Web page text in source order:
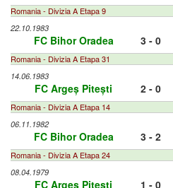
Romania - Divizia A Etapa 9
22.10.1983
FC Bihor Oradea 3 - 0
Romania - Divizia A Etapa 31
14.06.1983
FC Argeș Pitești 2 - 0
Romania - Divizia A Etapa 14
06.11.1982
FC Bihor Oradea 3 - 2
Romania - Divizia A Etapa 24
08.04.1979
FC Argeș Pitești 1 - 0